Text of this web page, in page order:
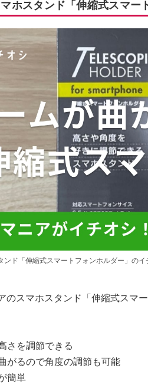
ホスタンド「伸縮式スマー
ンド「伸縮式スマートフォンホルダー」のイ
のスマホスタンド「伸縮式スマ
さを調節できる
がるので角度の調節も可能
簡単